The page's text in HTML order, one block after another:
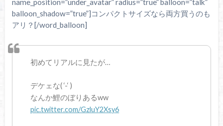
balloon_shadow=”true”]コンパクトサイズなら両方買うのも
アリ？[/word_balloon]
初めてリアルに見たが…
デケェな( ‘-‘ )
なんか鯉のぼりあるww
pic.twitter.com/GzluY2Xsy6